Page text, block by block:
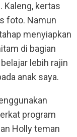
Kaleng, kertas
foto. Namun
menyiapkan
di bagian
lebih rajin
anak saya.
program
Holly teman